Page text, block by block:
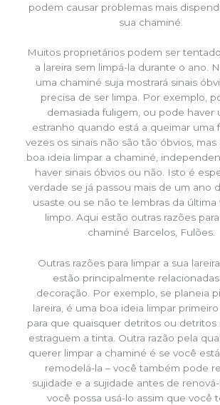
podem causar problemas mais
sua chaminé.
Muitos proprietários podem ser
a lareira sem limpá-la durante o ano.
uma chaminé suja mostrará sinais
precisa de ser limpa. Por exemplo,
demasiada fuligem, ou pode haver
estranho quando está a queimar uma
vezes os sinais não são tão óbvios, mas
boa ideia limpar a chaminé,
haver sinais óbvios ou não. Isto é
verdade se já passou mais de um ano
usaste ou se não te lembras da última
limpo. Aqui estão outras razões
chaminé Barcelos, Fulões.
Outras razões para limpar a sua
estão principalmente
decoração. Por exemplo, se planeia
lareira, é uma boa ideia limpar
para que quaisquer detritos ou detritos
estraguem a tinta. Outra razão pela
querer limpar a chaminé é se você
remodelá-la – você também pode
sujidade e a sujidade antes de
você possa usá-lo assim que você